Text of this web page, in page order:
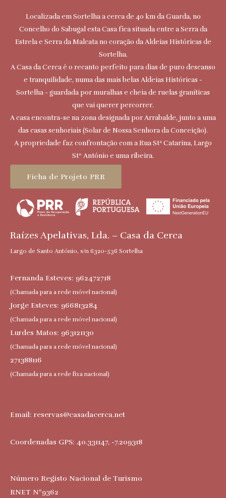
Localizada em Sortelha a cerca de 40 km da Guarda, no
Concelho do Sabugal esta Casa fica situada entre a Serra da
Estrela e Serra da Malcata no coração da Aldeias Históricas de
Sortelha.
A Casa da Cerca é o recanto perfeito para dias de puro descanso
e tranquilidade, numa das mais belas Aldeias Históricas -
Sortelha - guardada por muralhas e cheia de ruelas graníticas
que vai querer percorrer.
A casa encontra-se na zona designada por Arrabalde, junto a uma
das casas senhoriais (Solar de Nossa Senhora da Conceição).
A propriedade faz confrontação com a Rua Stª Catarina, Largo
Stº António e uma ribeira.
Ficha de Projeto PRR
Raízes Apelativas, Lda. – Casa da Cerca
Largo de Santo António, s/n 6320-536 Sortelha
Fernanda Esteves: 962472718
(Chamada para a rede móvel nacional)
Jorge Esteves: 966813284
(Chamada para a rede móvel nacional)
Lurdes Matos: 963121130
(Chamada para a rede móvel nacional)
271388116
(Chamada para a rede fixa nacional)
Email: reservas@casadacerca.net
Coordenadas GPS: 40.331147, -7.209318
Número Registo Nacional de Turismo
RNET Nº9362